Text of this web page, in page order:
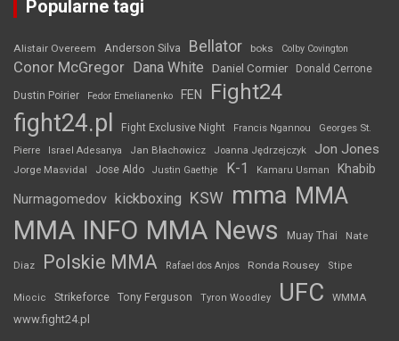
Popularne tagi
Alistair Overeem Anderson Silva Bellator boks Colby Covington
Conor McGregor Dana White Daniel Cormier Donald Cerrone
Dustin Poirier Fedor Emelianenko FEN Fight24
fight24.pl Fight Exclusive Night Francis Ngannou
Georges St.
Pierre
Israel Adesanya Jan Błachowicz Joanna Jędrzejczyk Jon Jones
Jorge Masvidal Jose Aldo Justin Gaethje K-1 Kamaru Usman Khabib
Nurmagomedov kickboxing KSW mma MMA
MMA INFO MMA News Muay Thai Nate
Diaz Polskie MMA Rafael dos Anjos Ronda Rousey Stipe
Miocic Strikeforce Tony Ferguson Tyron Woodley UFC WMMA
www.fight24.pl